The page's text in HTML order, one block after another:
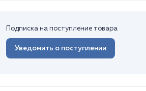
Подписка на поступление товара
Уведомить о поступлении